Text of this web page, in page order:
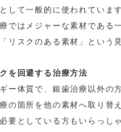
して一般的に使われています
ではメジャーな素材である
リスクのある素材」という
を回避する治療方法
ー体質で、銀歯治療以外の
の箇所を他の素材へ取り替
要としている方もいらっし